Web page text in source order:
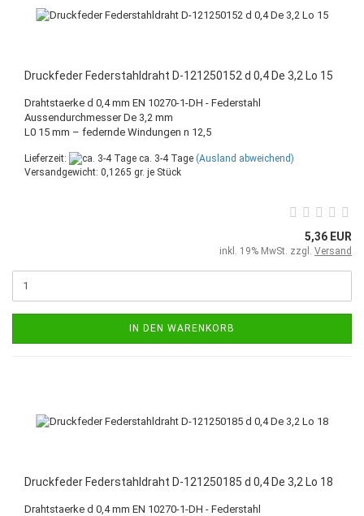
Druckfeder Federstahldraht D-121250152 d 0,4 De 3,2 Lo 15
Drahtstaerke d 0,4 mm EN 10270-1-DH - Federstahl
Aussendurchmesser De 3,2 mm
L0 15 mm – federnde Windungen n 12,5
Lieferzeit: ca. 3-4 Tage (Ausland abweichend)
Versandgewicht: 0,1265 gr. je Stück
5,36 EUR
inkl. 19% MwSt. zzgl. Versand
IN DEN WARENKORB
Druckfeder Federstahldraht D-121250185 d 0,4 De 3,2 Lo 18
Drahtstaerke d 0,4 mm EN 10270-1-DH - Federstahl